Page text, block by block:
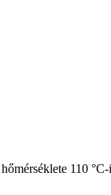
110